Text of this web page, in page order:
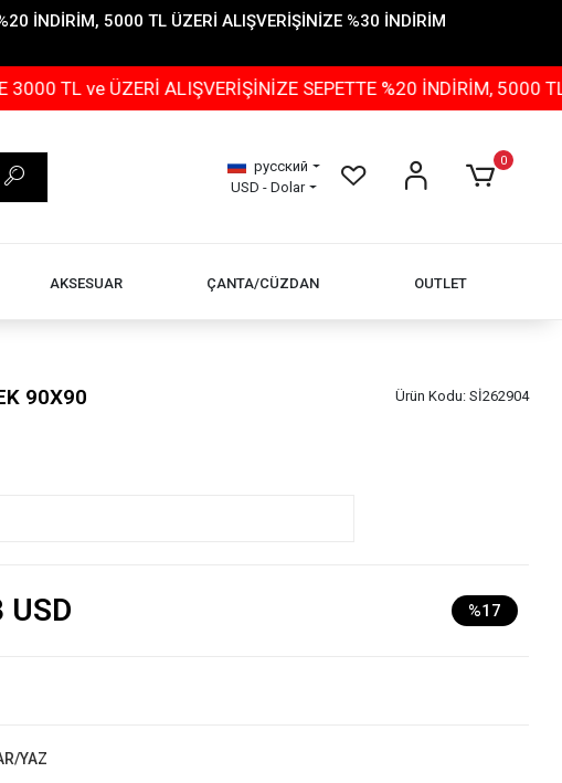
İNDİRİM, 5000 TL ÜZERİ ALIŞVERİŞİNİZE %30 İNDİRİM
ÜZERİ ALIŞVERİŞİNİZE SEPETTE %20 İNDİRİM, 5000 TL ÜZERİ
русский
USD - Dolar
0
AKSESUAR ÇANTA/CÜZDAN OUTLET
90X90 Ürün Kodu: Sİ262904
USD %17
YAZ